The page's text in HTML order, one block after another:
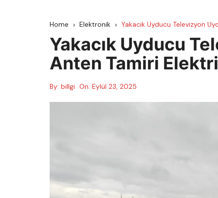
Home Elektronik Yakacık Uyducu Televizyon
Yakacık Uyducu
Anten Tamiri
By: billgi On: Eylül 23, 2025